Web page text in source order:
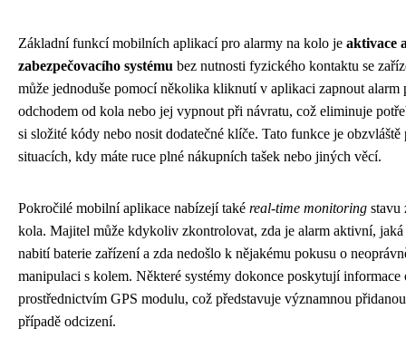
Základní funkcí mobilních aplikací pro alarmy na kolo je aktivace
zabezpečovacího systému bez nutnosti fyzického kontaktu se
může jednoduše pomocí několika kliknutí v aplikaci zapnout alarm
odchodem od kola nebo jej vypnout při návratu, což eliminuje
si složité kódy nebo nosit dodatečné klíče. Tato funkce je obzvláště
situacích, kdy máte ruce plné nákupních tašek nebo jiných věcí.
Pokročilé mobilní aplikace nabízejí také real-time monitoring stavu
kola. Majitel může kdykoliv zkontrolovat, zda je alarm aktivní, jaká
nabití baterie zařízení a zda nedošlo k nějakému pokusu o
manipulaci s kolem. Některé systémy dokonce poskytují informace
prostřednictvím GPS modulu, což představuje významnou
případě odcizení.